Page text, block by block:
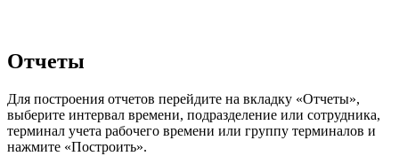
Отчеты
Для построения отчетов перейдите на вкладку «Отчеты»,
выберите интервал времени, подразделение или сотрудника,
терминал учета рабочего времени или группу терминалов и
нажмите «Построить».